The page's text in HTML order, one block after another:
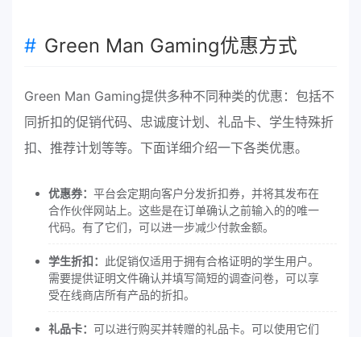
Green Man Gaming优惠方式
Green Man Gaming提供多种不同种类的优惠：包括不
同折扣的促销代码、忠诚度计划、礼品卡、学生特殊折
扣、推荐计划等等。下面详细介绍一下各类优惠。
优惠券： 平台会定期向客户分发折扣券，并将其发布在
合作伙伴网站上。这些是在订单确认之前输入的的唯一
代码。有了它们，可以进一步减少付款金额。
学生折扣： 此促销仅适用于拥有合格证明的学生用户。
需要提供证明文件确认并填写简短的调查问卷，可以享
受在线商店所有产品的折扣。
礼品卡： 可以进行购买并转赠的礼品卡。可以使用它们